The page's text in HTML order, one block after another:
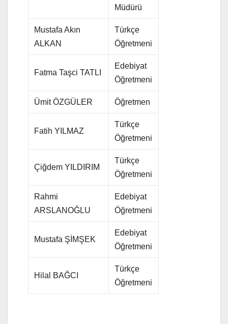
Müdürü
Mustafa Akın
ALKAN
Türkçe
Öğretmeni
Fatma Taşci TATLI
Edebiyat
Öğretmeni
Ümit ÖZGÜLER Öğretmen
Fatih YILMAZ
Türkçe
Öğretmeni
Çiğdem YILDIRIM
Türkçe
Öğretmeni
Rahmi
ARSLANOĞLU
Edebiyat
Öğretmeni
Mustafa ŞİMŞEK
Edebiyat
Öğretmeni
Hilal BAĞCI
Türkçe
Öğretmeni